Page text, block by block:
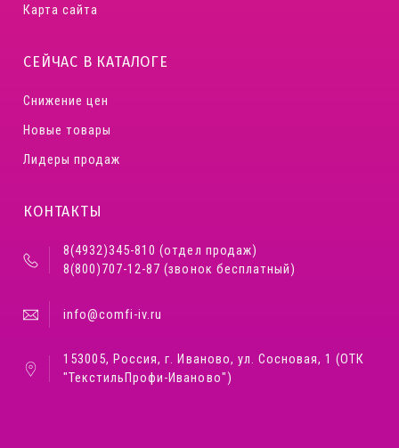
Карта сайта
СЕЙЧАС В КАТАЛОГЕ
Снижение цен
Новые товары
Лидеры продаж
КОНТАКТЫ
8(4932)345-810 (отдел продаж)
8(800)707-12-87 (звонок бесплатный)
info@comfi-iv.ru
153005, Россия, г. Иваново, ул. Сосновая, 1 (ОТК
"ТекстильПрофи-Иваново")